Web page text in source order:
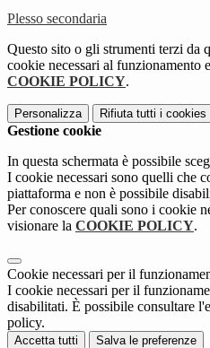
Plesso secondaria
Questo sito o gli strumenti terzi da
cookie necessari al
COOKIE POLICY.
Personalizza Rifiuta tutti i cookies
Gestione cookie
In questa schermata è possibile
I cookie necessari sono quelli che
piattaforma e non è possibile
Per conoscere quali sono i cookie
visionare la COOKIE POLICY.
Cookie necessari per il
I cookie necessari per il
disabilitati. È possibile consultare
policy.
Accetta tutti Salva le preferenze